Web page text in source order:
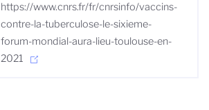
https://www.cnrs.fr/fr/cnrsinfo/vaccins-
contre-la-tuberculose-le-sixieme-
forum-mondial-aura-lieu-toulouse-en-
2021